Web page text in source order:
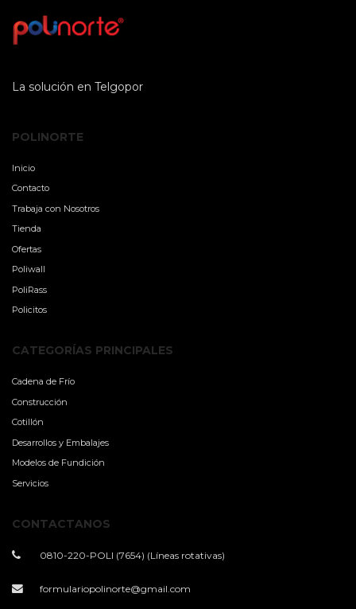
La solución en Telgopor
POLINORTE
Inicio
Contacto
Trabaja con Nosotros
Tienda
Ofertas
Poliwall
PoliRass
Policitos
CATEGORÍAS PRINCIPALES
Cadena de Frío
Construcción
Cotillón
Desarrollos y Embalajes
Modelos de Fundición
Servicios
CONTACTANOS
0810-220-POLI (7654) (Líneas rotativas)
formulariopolinorte@gmail.com